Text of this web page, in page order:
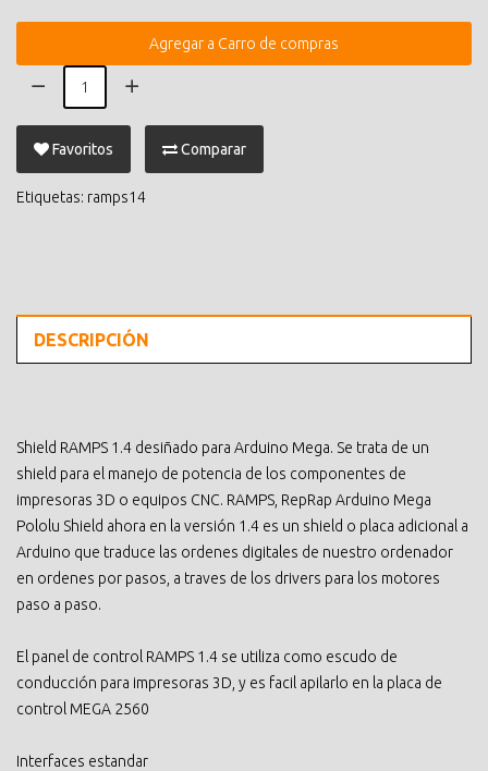
Agregar a Carro de compras
Favoritos Comparar
Etiquetas: ramps14
DESCRIPCIÓN
Shield RAMPS 1.4 desiñado para Arduino Mega. Se trata de un
shield para el manejo de potencia de los componentes de
impresoras 3D o equipos CNC. RAMPS, RepRap Arduino Mega
Pololu Shield ahora en la versión 1.4 es un shield o placa adicional a
Arduino que traduce las ordenes digitales de nuestro ordenador
en ordenes por pasos, a traves de los drivers para los motores
paso a paso.
El panel de control RAMPS 1.4 se utiliza como escudo de
conducción para impresoras 3D, y es facil apilarlo en la placa de
control MEGA 2560
Interfaces estandar